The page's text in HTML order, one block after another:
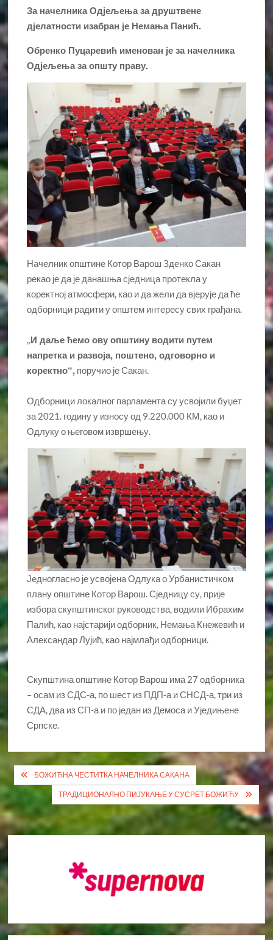
За начелника Одјељења за друштвене
дјелатности изабран је Немања Панић.
Обренко Пуцаревић именован је за начелника
Одјељења за општу праву.
Начелник општине Котор Варош Зденко Сакан
рекао је да је данашња сједница протекла у
коректној атмосфери, као и да жели да вјерује да ће
одборници радити у општем интересу свих грађана.
,,И даље ћемо ову општину водити путем
напретка и развоја, поштено, одговорно и
коректно“, поручио је Сакан.
Одборници локалног парламента су усвојили буџет
за 2021. годину у износу од 9.220.000 КМ, као и
Одлуку о његовом извршењу.
Једногласно је усвојена Одлука о Урбанистичком
плану општине Котор Варош. Сједницу су, прије
избора скупштинског руководства, водили Ибрахим
Палић, као најстарији одборник, Немања Кнежевић и
Александар Лујић, као најмлађи одборници.
Скупштина општине Котор Варош има 27 одборника
– осам из СДС-а, по шест из ПДП-а и СНСД-а, три из
СДА, два из СП-а и по један из Демоса и Уједињене
Српске.
Кретање
чланка
БОЖИЋНА ЧЕСТИТКА НАЧЕЛНИКА САКАНА
ТРАДИЦИОНАЛНО ПИЈУКАЊЕ У СУСРЕТ БОЖИЋУ